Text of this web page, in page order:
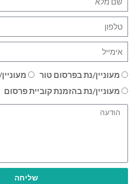
מעוניין/נת בפרסום טור
מעוניין/נת בהזמנת קוביית פרסום
שליחה